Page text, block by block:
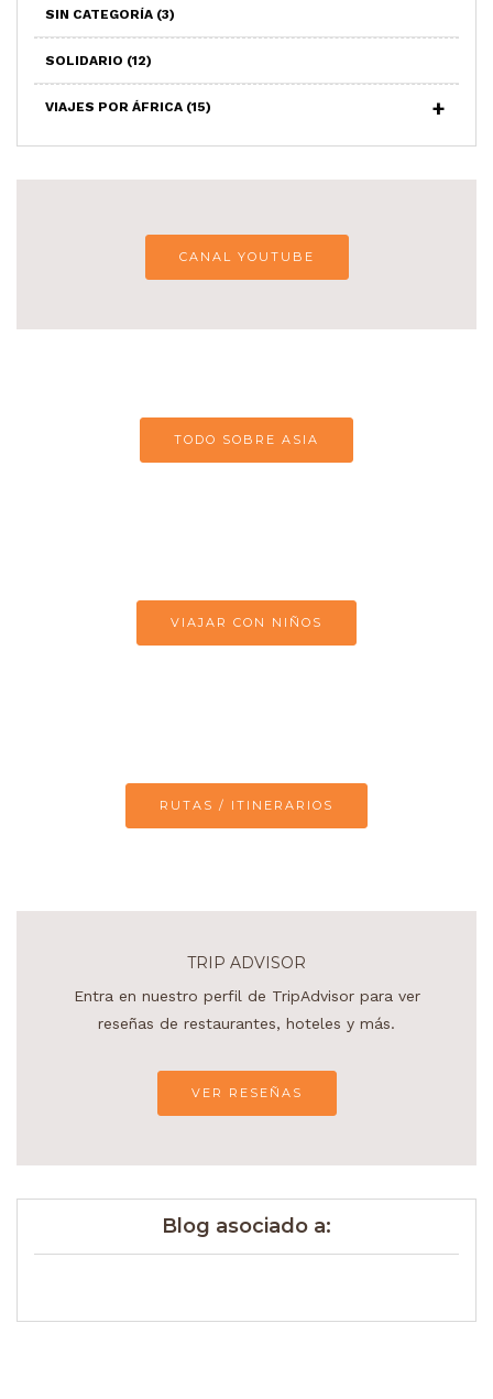
SIN CATEGORÍA (3)
SOLIDARIO (12)
VIAJES POR ÁFRICA (15)
CANAL YOUTUBE
TODO SOBRE ASIA
VIAJAR CON NIÑOS
RUTAS / ITINERARIOS
TRIP ADVISOR
Entra en nuestro perfil de TripAdvisor para ver
reseñas de restaurantes, hoteles y más.
VER RESEÑAS
Blog asociado a: